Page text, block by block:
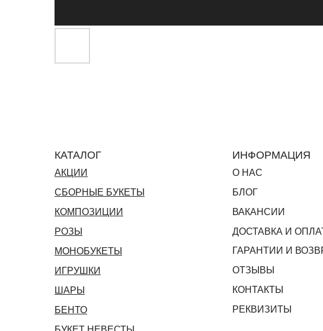
КАТАЛОГ
АКЦИИ
СБОРНЫЕ БУКЕТЫ
КОМПОЗИЦИИ
РОЗЫ
МОНОБУКЕТЫ
ИГРУШКИ
ШАРЫ
БЕНТО
ИНФОРМАЦИЯ
О НАС
БЛОГ
ВАКАНСИИ
ДОСТАВКА И
ГАРАНТИИ И
ОТЗЫВЫ
КОНТАКТЫ
РЕКВИЗИТЫ